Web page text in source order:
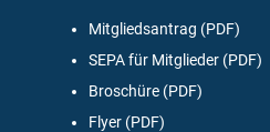
Mitgliedsantrag (PDF)
SEPA für Mitglieder (PDF)
Broschüre (PDF)
Flyer (PDF)